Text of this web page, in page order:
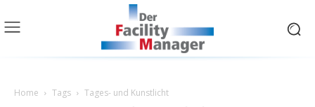
Home Tags Tages- und Kunstlicht